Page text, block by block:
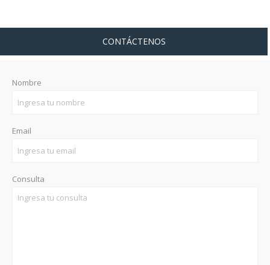
CONTÁCTENOS
Nombre
Email
Consulta